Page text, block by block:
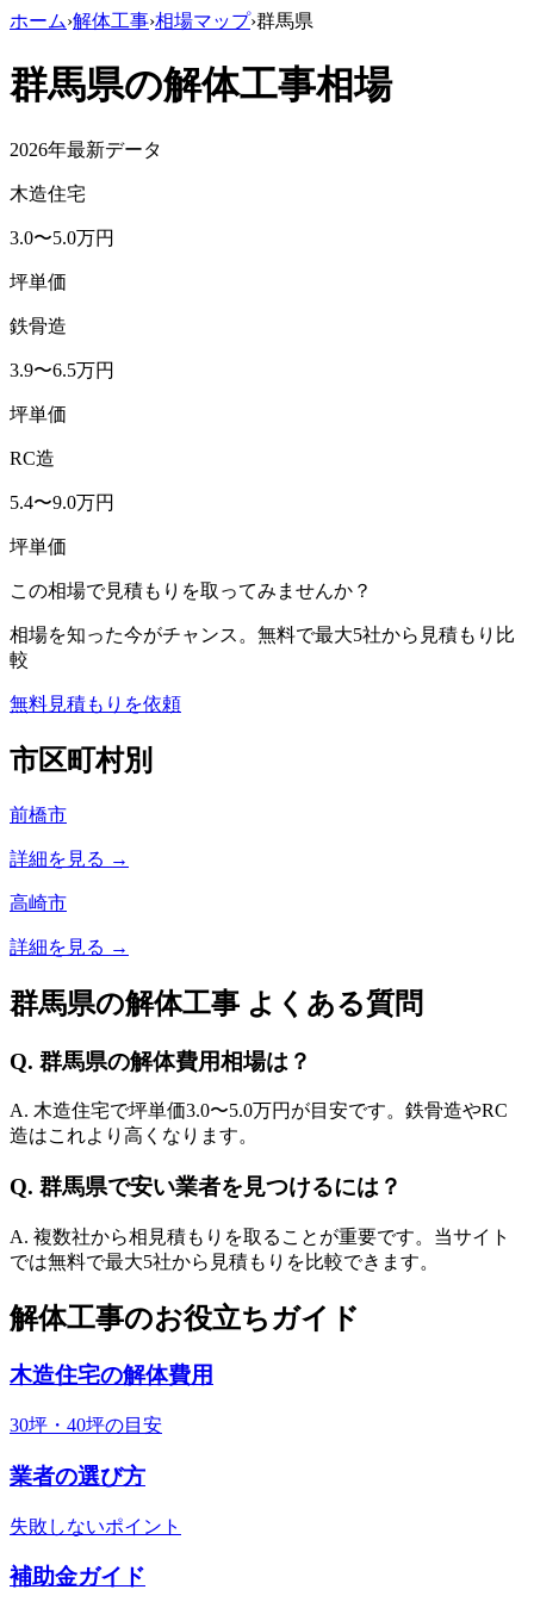
ホーム›解体工事›相場マップ›群馬県
群馬県の解体工事相場
2026年最新データ
木造住宅
3.0〜5.0万円
坪単価
鉄骨造
3.9〜6.5万円
坪単価
RC造
5.4〜9.0万円
坪単価
この相場で見積もりを取ってみませんか？
相場を知った今がチャンス。無料で最大5社から見積もり比
較
無料見積もりを依頼
市区町村別
前橋市
詳細を見る →
高崎市
詳細を見る →
群馬県の解体工事 よくある質問
Q. 群馬県の解体費用相場は？
A. 木造住宅で坪単価3.0〜5.0万円が目安です。鉄骨造やRC
造はこれより高くなります。
Q. 群馬県で安い業者を見つけるには？
A. 複数社から相見積もりを取ることが重要です。当サイト
では無料で最大5社から見積もりを比較できます。
解体工事のお役立ちガイド
木造住宅の解体費用
30坪・40坪の目安
業者の選び方
失敗しないポイント
補助金ガイド